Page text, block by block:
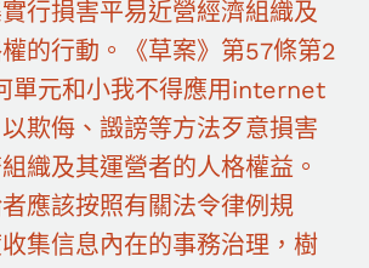
行損害平易近營經濟組織及
的行動。《草案》第57條第2
單元和小我不得應用internet
欺侮、譭謗等方法歹意損害
織及其運營者的人格權益。
應該按照有關法令律例規
集信息內在的事務治理，樹